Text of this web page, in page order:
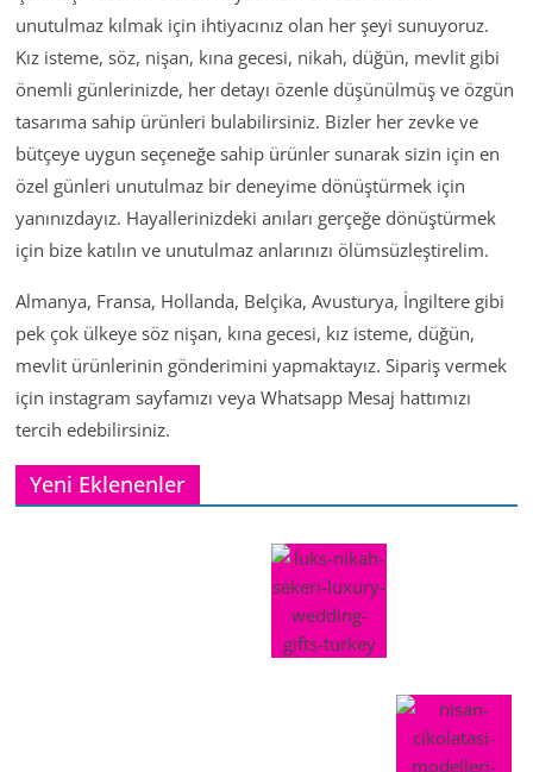
unutulmaz kılmak için ihtiyacınız olan her şeyi sunuyoruz.
Kız isteme, söz, nişan, kına gecesi, nikah, düğün, mevlit gibi
önemli günlerinizde, her detayı özenle düşünülmüş ve özgün
tasarıma sahip ürünleri bulabilirsiniz. Bizler her zevke ve
bütçeye uygun seçeneğe sahip ürünler sunarak sizin için en
özel günleri unutulmaz bir deneyime dönüştürmek için
yanınızdayız. Hayallerinizdeki anıları gerçeğe dönüştürmek
için bize katılın ve unutulmaz anlarınızı ölümsüzleştirelim.
Almanya, Fransa, Hollanda, Belçika, Avusturya, İngiltere gibi
pek çok ülkeye söz nişan, kına gecesi, kız isteme, düğün,
mevlit ürünlerinin gönderimini yapmaktayız. Sipariş vermek
için instagram sayfamızı veya Whatsapp Mesaj hattımızı
tercih edebilirsiniz.
Yeni Eklenenler